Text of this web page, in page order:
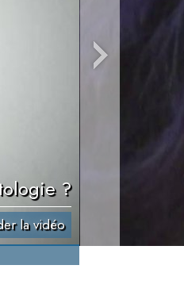
?
la vidéo